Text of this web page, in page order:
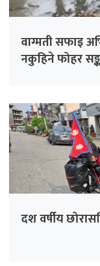
वाग्मती सफाइ
नकुहिने फोहर
दश वर्षीय